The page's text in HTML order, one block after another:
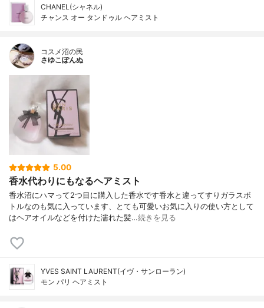
CHANEL(シャネル)
チャンス オー タンドゥル ヘアミスト
コスメ沼の民
さゆこぽんぬ
5.00
香水代わりにもなるヘアミスト
香水沼にハマって2つ目に購入した香水です香水と違ってすりガラスボ
トルなのも気に入っています、とても可愛いお気に入りの使い方として
はヘアオイルなどを付けた濡れた髪…続きを見る
YVES SAINT LAURENT(イヴ・サンローラン)
モン パリ ヘアミスト